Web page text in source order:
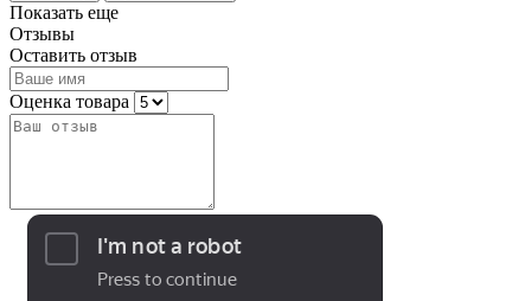
Показать еще
Отзывы
Оставить отзыв
Оценка товара